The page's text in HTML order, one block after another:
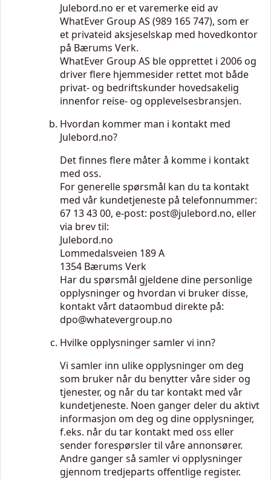
Julebord.no er et varemerke eid av
WhatEver Group AS (989 165 747), som er
et privateid aksjeselskap med hovedkontor
på Bærums Verk.
WhatEver Group AS ble opprettet i 2006 og
driver flere hjemmesider rettet mot både
privat- og bedriftskunder hovedsakelig
innenfor reise- og opplevelsesbransjen.
Hvordan kommer man i kontakt med
Julebord.no?
Det finnes flere måter å komme i kontakt
med oss.
For generelle spørsmål kan du ta kontakt
med vår kundetjeneste på telefonnummer:
67 13 43 00, e-post: post@julebord.no, eller
via brev til:
Julebord.no
Lommedalsveien 189 A
1354 Bærums Verk
Har du spørsmål gjeldene dine personlige
opplysninger og hvordan vi bruker disse,
kontakt vårt dataombud direkte på:
dpo@whatevergroup.no
Hvilke opplysninger samler vi inn?
Vi samler inn ulike opplysninger om deg
som bruker når du benytter våre sider og
tjenester, og når du tar kontakt med vår
kundetjeneste. Noen ganger deler du aktivt
informasjon om deg og dine opplysninger,
f.eks. når du tar kontakt med oss eller
sender forespørsler til våre annonsører.
Andre ganger så samler vi opplysninger
gjennom tredjeparts offentlige register.